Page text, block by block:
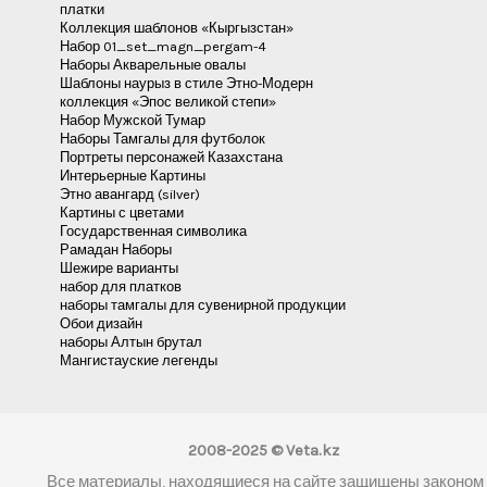
платки
Коллекция шаблонов «Кыргызстан»
Набор 01_set_magn_pergam-4
Наборы Акварельные овалы
Шаблоны наурыз в стиле Этно-Модерн
коллекция «Эпос великой степи»
Набор Мужской Тумар
Наборы Тамгалы для футболок
Портреты персонажей Казахстана
Интерьерные Картины
Этно авангард (silver)
Картины с цветами
Государственная символика
Рамадан Наборы
Шежире варианты
набор для платков
наборы тамгалы для сувенирной продукции
Обои дизайн
наборы Алтын брутал
Мангистауские легенды
2008-2025 © Veta.kz
Все материалы, находящиеся на сайте защищены законом